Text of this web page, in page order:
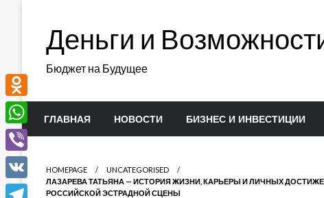
содержимомуДеньги и
Бюджет на Будущее
ГЛАВНАЯ НОВОСТИ БИЗНЕС И ИНВЕСТИЦИИ
HOMEPAGE
UNCATEGORISED
ЛАЗАРЕВА ТАТЬЯНА — ИСТОРИЯ ЖИЗНИ, КАРЬЕРЫ И ЛИЧНЫХ
РОССИЙСКОЙ ЭСТРАДНОЙ СЦЕНЫ
Odnoklassniki
WhatsApp
Viber
VK